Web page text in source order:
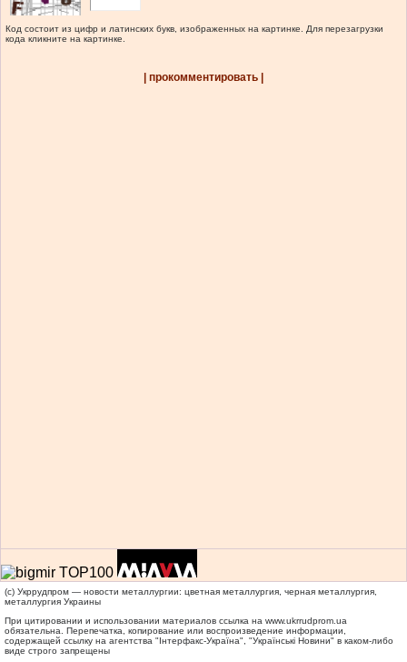
Код состоит из цифр и латинских букв, изображенных на картинке. Для перезагрузки
кода кликните на картинке.
| прокомментировать |
(c) Укррудпром — новости металлургии: цветная металлургия, черная металлургия,
металлургия Украины
При цитировании и использовании материалов ссылка на www.ukrrudprom.ua
обязательна. Перепечатка, копирование или воспроизведение информации,
содержащей ссылку на агентства "Iнтерфакс-Україна", "Українськi Новини" в каком-либо
виде строго запрещены